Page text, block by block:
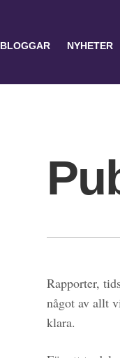
BLOGGAR NYHETER
Rapporter,
något av allt
klara.